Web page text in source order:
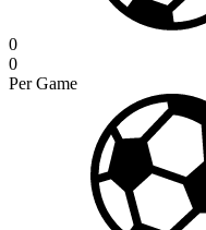
0
0
Per Game